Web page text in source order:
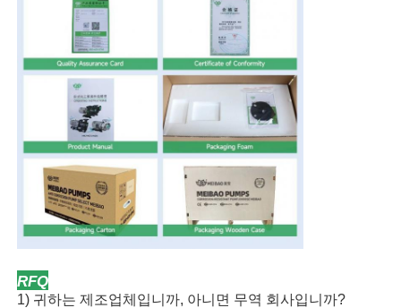
RFQ
1) 귀하는 제조업체입니까, 아니면 무역 회사입니까?